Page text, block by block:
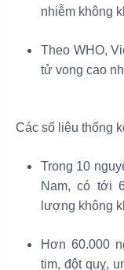
nhiễm không
Theo WHO,
tử vong cao
Các số liệu thống
Trong 10
Nam, có tới
lượng không
Hơn 60.000
tim, đột quỵ,